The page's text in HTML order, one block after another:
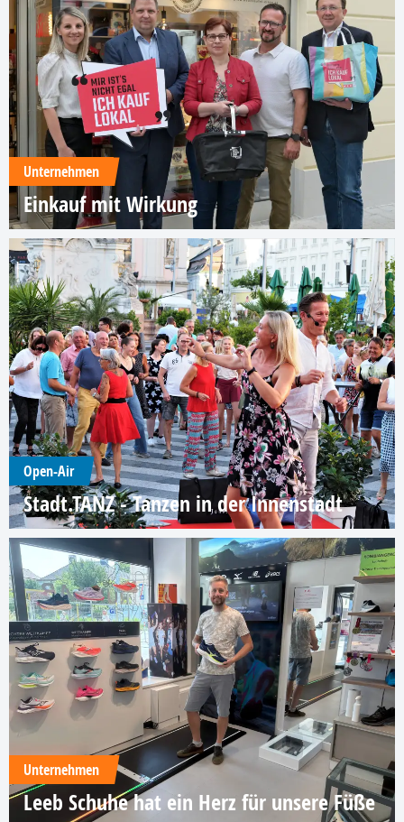
Unternehmen
Einkauf mit Wirkung
Open-Air
Stadt.TANZ - Tanzen in der Innenstadt
Unternehmen
Leeb Schuhe hat ein Herz für unsere Füße